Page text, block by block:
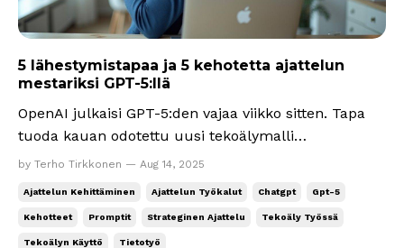
5 lähestymistapaa ja 5 kehotetta ajattelun
mestariksi GPT-5:llä
OpenAI julkaisi GPT-5:den vajaa viikko sitten. Tapa
tuoda kauan odotettu uusi tekoälymalli
ChatGPT:hen sai paljon kritiikkiä: pieni osa aiheesta,
lehdistö tietenkin kiinnitti huomion vain ongelmiin....
by Terho Tirkkonen — Aug 14, 2025
Ajattelun Kehittäminen Ajattelun Työkalut Chatgpt Gpt-5
Kehotteet Promptit Strateginen Ajattelu Tekoäly Työssä
Tekoälyn Käyttö Tietotyö